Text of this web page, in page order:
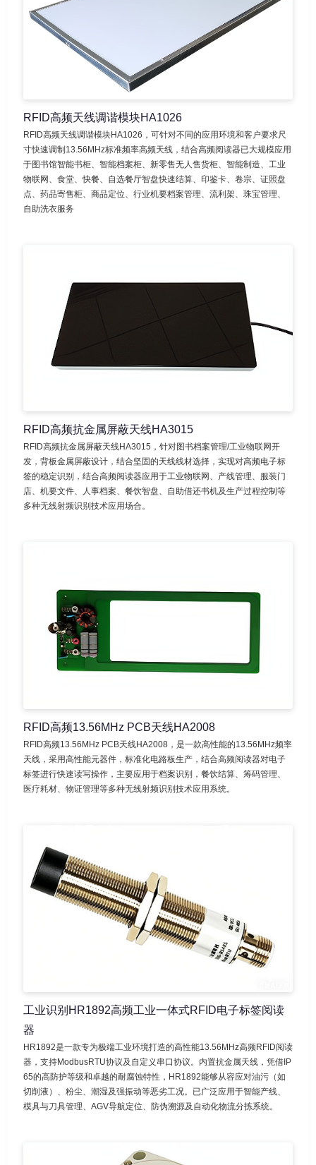
RFID高频天线调谐模块HA1026
RFID高频天线调谐模块HA1026，可针对不同的应用环境和客户要求尺
寸快速调制13.56MHz标准频率高频天线，结合高频阅读器已大规模应用
于图书馆智能书柜、智能档案柜、新零售无人售货柜、智能制造、工业
物联网、食堂、快餐、自选餐厅智盘快速结算、印鉴卡、卷宗、证照盘
点、药品寄售柜、商品定位、行业机要档案管理、流利架、珠宝管理、
自助洗衣服务
RFID高频抗金属屏蔽天线HA3015
RFID高频抗金属屏蔽天线HA3015，针对图书档案管理/工业物联网开
发，背板金属屏蔽设计，结合坚固的天线线材选择，实现对高频电子标
签的稳定识别，结合高频阅读器应用于工业物联网、产线管理、服装门
店、机要文件、人事档案、餐饮智盘、自助借还书机及生产过程控制等
多种无线射频识别技术应用场合。
RFID高频13.56MHz PCB天线HA2008
RFID高频13.56MHz PCB天线HA2008，是一款高性能的13.56MHz频率
天线，采用高性能元器件，标准化电路板生产，结合高频阅读器对电子
标签进行快速读写操作，主要应用于档案识别，餐饮结算、筹码管理、
医疗耗材、物证管理等多种无线射频识别技术应用系统。
工业识别HR1892高频工业一体式RFID电子标签阅读
器
HR1892是一款专为极端工业环境打造的高性能13.56MHz高频RFID阅读
器，支持ModbusRTU协议及自定义串口协议。内置抗金属天线，凭借IP
65的高防护等级和卓越的耐腐蚀特性，HR1892能够从容应对油污（如
切削液）、粉尘、潮湿及强振动等恶劣工况。已广泛应用于智能产线、
模具与刀具管理、AGV导航定位、防伪溯源及自动化物流分拣系统。